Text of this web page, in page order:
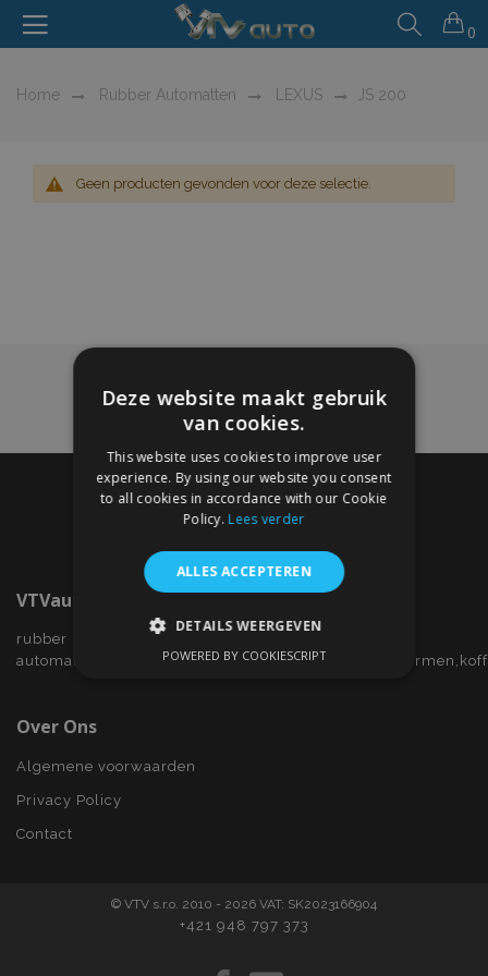
0
Home Rubber Automatten LEXUS JS 200
Geen producten gevonden voor deze selectie.
VTVauto.nl
rubber
Over Ons
Algemene voorwaarden
Privacy Policy
Contact
© VTV s.r.o. 2010 - 2026 VAT: SK2023166904
+421 948 797 373
Deze website maakt gebruik
van cookies.
This website uses cookies to improve user
experience. By using our website you consent
to all cookies in accordance with our Cookie
Policy. Lees verder
ALLES ACCEPTEREN
DETAILS WEERGEVEN
Strictly necessary cookies allow core website
POWERED BY COOKIESCRIPT